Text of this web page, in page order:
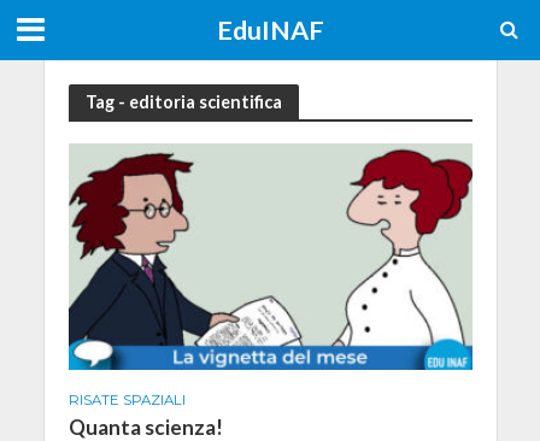
EduINAF
Tag - editoria scientifica
RISATE SPAZIALI
Quanta scienza!